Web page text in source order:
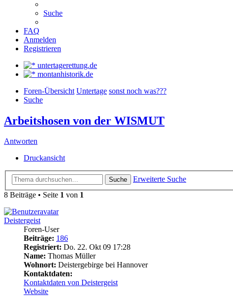
Suche
FAQ
Anmelden
Registrieren
untertagerettung.de
montanhistorik.de
Foren-Übersicht Untertage sonst noch was???
Suche
Arbeitshosen von der WISMUT
Antworten
Druckansicht
Suche
Erweiterte Suche
8 Beiträge • Seite 1 von 1
Deistergeist
Foren-User
Beiträge: 186
Registriert: Do. 22. Okt 09 17:28
Name: Thomas Müller
Wohnort: Deistergebirge bei Hannover
Kontaktdaten:
Kontaktdaten von Deistergeist
Website